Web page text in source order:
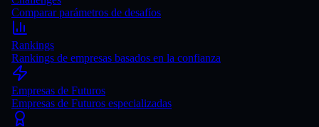
Comparar parámetros de desafíos
Rankings
Rankings de empresas basados en la confianza
Empresas de Futuros
Empresas de Futuros especializadas